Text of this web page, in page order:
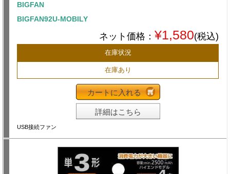
BIGFAN
BIGFAN92U-MOBILY
ネット価格： ¥1,580(税込)
在庫状況
在庫あり
カートに入れる
詳細はこちら
USB接続ファン